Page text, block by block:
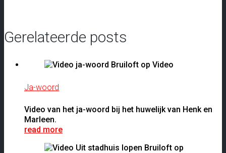
Gerelateerde posts
Ja-woord
Video van het ja-woord bij het huwelijk van Henk en
Marleen.
read more